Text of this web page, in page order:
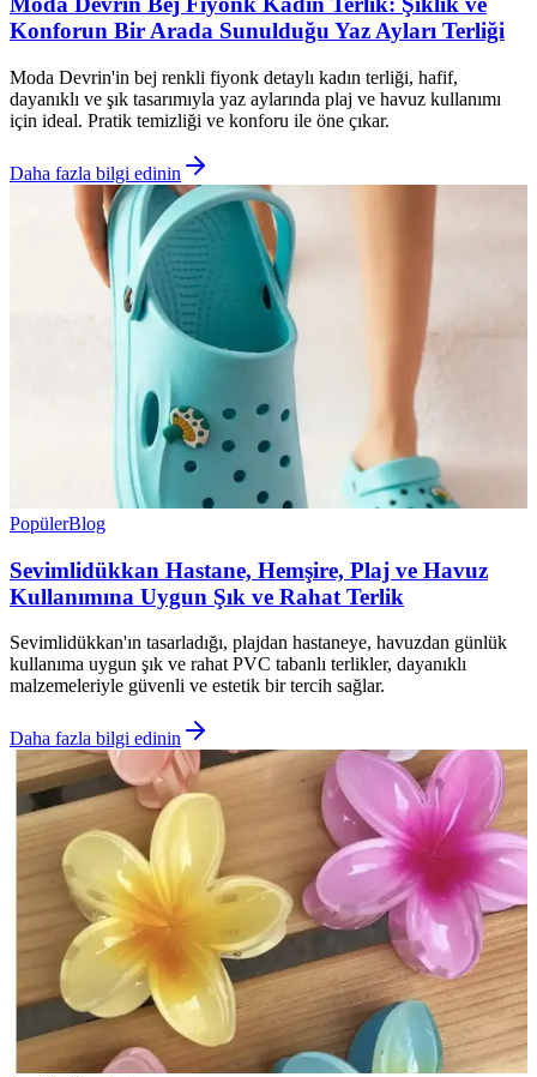
Konforun Bir Arada Sunulduğu Yaz Ayları Terliği
Moda Devrin'in bej renkli fiyonk detaylı kadın terliği, hafif,
dayanıklı ve şık tasarımıyla yaz aylarında plaj ve havuz kullanımı
için ideal. Pratik temizliği ve konforu ile öne çıkar.
Daha fazla bilgi edinin
PopülerBlog
Sevimlidükkan Hastane, Hemşire, Plaj ve Havuz
Kullanımına Uygun Şık ve Rahat Terlik
Sevimlidükkan'ın tasarladığı, plajdan hastaneye, havuzdan günlük
kullanıma uygun şık ve rahat PVC tabanlı terlikler, dayanıklı
malzemeleriyle güvenli ve estetik bir tercih sağlar.
Daha fazla bilgi edinin